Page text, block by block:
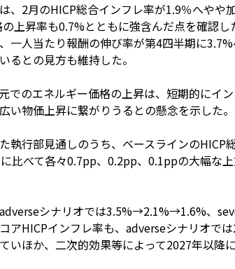
、2月のHICP総合インフレ率が1.9％へや
上昇率も0.7%とともに強含んだ点を確認
一人当たり報酬の伸び率が第4四半期に
るとの見方も維持した。
でのエネルギー価格の上昇は、短期的にイ
い物価上昇に繋がりうるとの懸念を示した。
執行部見通しのうち、ベースラインの
比べて各々0.7pp、0.2pp、0.1ppの大幅な
シナリオでは3.5%→2.1%→1.6%、
アHICPインフレ率も、adverseシナリオ
いほか、二次的効果等によって2027年以降